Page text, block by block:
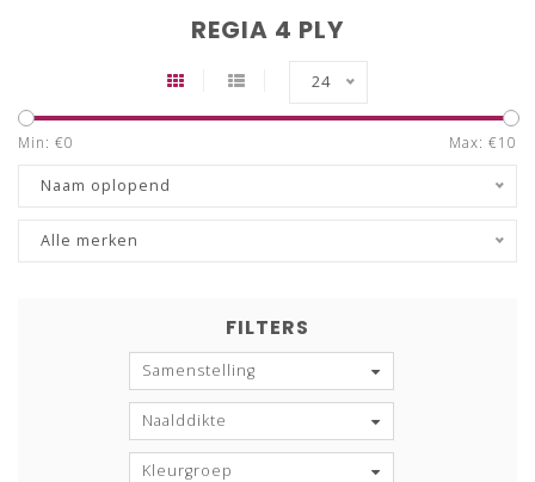
REGIA 4 PLY
24
Min: €0 Max: €10
Naam oplopend
Alle merken
FILTERS
Samenstelling
Naalddikte
Kleurgroep